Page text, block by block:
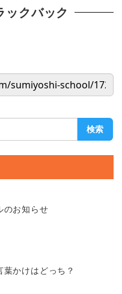
ックバック
検索
のお知らせ
かけはどっち？